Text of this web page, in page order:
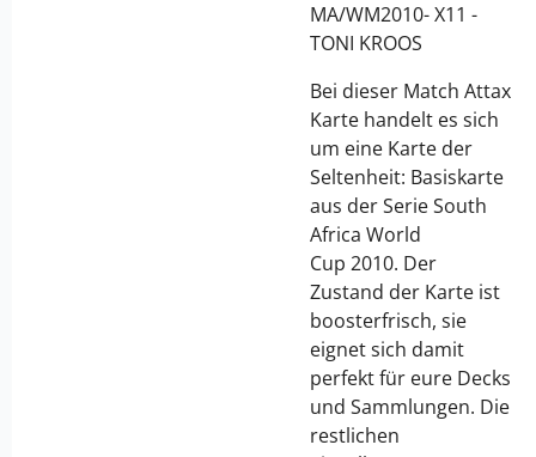
MA/WM2010- X11 -
TONI KROOS
Bei dieser Match Attax
Karte handelt es sich
um eine Karte der
Seltenheit: Basiskarte
aus der Serie South
Africa World
Cup 2010. Der
Zustand der Karte ist
boosterfrisch, sie
eignet sich damit
perfekt für eure Decks
und Sammlungen. Die
restlichen